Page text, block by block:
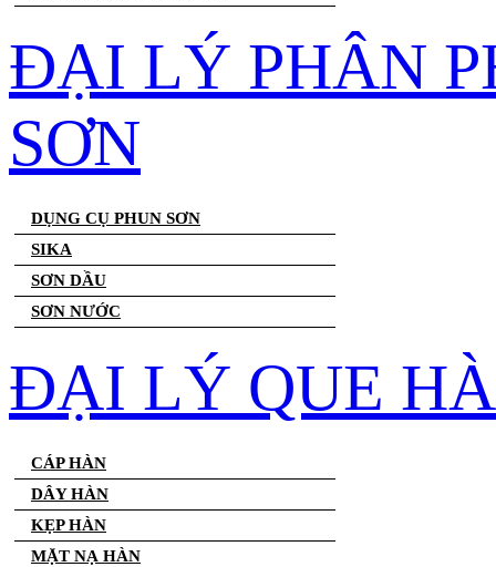
ĐẠI LÝ PHÂN
SƠN
DỤNG CỤ PHUN SƠN
SIKA
SƠN DẦU
SƠN NƯỚC
ĐẠI LÝ QUE
CÁP HÀN
DÂY HÀN
KẸP HÀN
MẶT NẠ HÀN